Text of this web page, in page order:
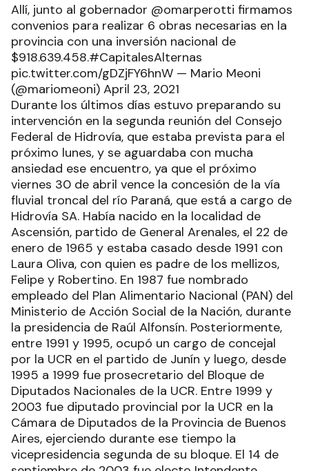
Allí, junto al gobernador @omarperotti firmamos
convenios para realizar 6 obras necesarias en la
provincia con una inversión nacional de
$918.639.458.#CapitalesAlternas
pic.twitter.com/gDZjFY6hnW — Mario Meoni
(@mariomeoni) April 23, 2021
Durante los últimos días estuvo preparando su
intervención en la segunda reunión del Consejo
Federal de Hidrovía, que estaba prevista para el
próximo lunes, y se aguardaba con mucha
ansiedad ese encuentro, ya que el próximo
viernes 30 de abril vence la concesión de la vía
fluvial troncal del río Paraná, que está a cargo de
Hidrovía SA. Había nacido en la localidad de
Ascensión, partido de General Arenales, el 22 de
enero de 1965 y estaba casado desde 1991 con
Laura Oliva, con quien es padre de los mellizos,
Felipe y Robertino. En 1987 fue nombrado
empleado del Plan Alimentario Nacional (PAN) del
Ministerio de Acción Social de la Nación, durante
la presidencia de Raúl Alfonsín. Posteriormente,
entre 1991 y 1995, ocupó un cargo de concejal
por la UCR en el partido de Junín y luego, desde
1995 a 1999 fue prosecretario del Bloque de
Diputados Nacionales de la UCR. Entre 1999 y
2003 fue diputado provincial por la UCR en la
Cámara de Diputados de la Provincia de Buenos
Aires, ejerciendo durante ese tiempo la
vicepresidencia segunda de su bloque. El 14 de